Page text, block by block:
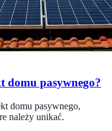
domu pasywnego?
domu pasywnego,
należy unikać.